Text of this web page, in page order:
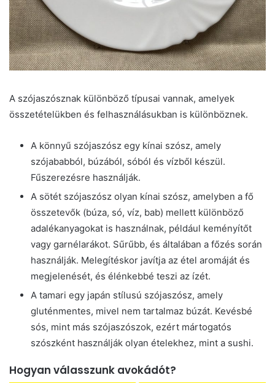
A szójaszósznak különböző típusai vannak, amelyek
összetételükben és felhasználásukban is különböznek.
A könnyű szójaszósz egy kínai szósz, amely
szójababból, búzából, sóból és vízből készül.
Fűszerezésre használják.
A sötét szójaszósz olyan kínai szósz, amelyben a fő
összetevők (búza, só, víz, bab) mellett különböző
adalékanyagokat is használnak, például keményítőt
vagy garnélarákot. Sűrűbb, és általában a főzés során
használják. Melegítéskor javítja az étel aromáját és
megjelenését, és élénkebbé teszi az ízét.
A tamari egy japán stílusú szójaszósz, amely
gluténmentes, mivel nem tartalmaz búzát. Kevésbé
sós, mint más szójaszószok, ezért mártogatós
szószként használják olyan ételekhez, mint a sushi.
Hogyan válasszunk avokádót?